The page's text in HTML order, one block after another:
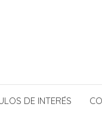
DE INTERÉS